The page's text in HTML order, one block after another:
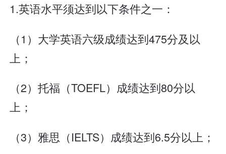
1.英语水平须达到以下条件之一：
（1）大学英语六级成绩达到475分及以
上；
（2）托福（TOEFL）成绩达到80分以
上；
（3）雅思（IELTS）成绩达到6.5分以上；